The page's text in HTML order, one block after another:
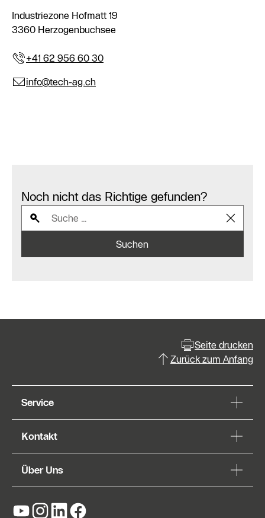
Industriezone Hofmatt 19
3360 Herzogenbuchsee
+41 62 956 60 30
info@tech-ag.ch
Noch nicht das Richtige gefunden?
Suchen
Seite drucken
Zurück zum Anfang
Service
Kontakt
Über Uns